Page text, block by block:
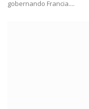
gobernando Francia....